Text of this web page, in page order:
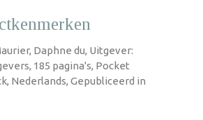
Daphne du, Uitgever:
185 pagina's, Pocket
Nederlands, Gepubliceerd in